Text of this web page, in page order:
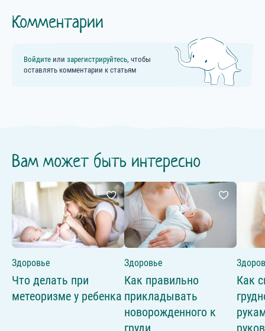
Комментарии
Войдите или зарегистрируйтесь, чтобы
оставлять комментарии к статьям
Вам может быть интересно
Здоровье
Что делать при
метеоризме у ребенка
Здоровье
Как правильно
прикладывать
новорожденного к
груди
Как